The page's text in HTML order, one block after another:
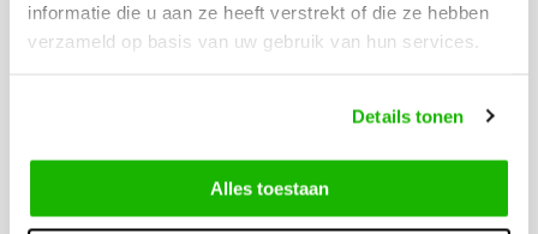
informatie die u aan ze heeft verstrekt of die ze hebben
verzameld op basis van uw gebruik van hun services.
Details tonen
Alles toestaan
Bel ons
0416-272223
Klantenservice